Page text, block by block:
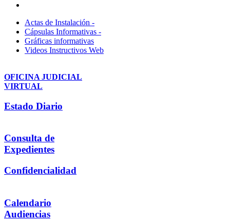
Actas de Instalación -
Cápsulas Informativas -
Gráficas informativas
Videos Instructivos Web
OFICINA JUDICIAL
VIRTUAL
Estado Diario
Consulta de
Expedientes
Confidencialidad
Calendario
Audiencias